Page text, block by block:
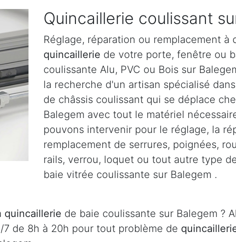
Quincaillerie coulissant
Réglage, réparation ou remplacement à
quincaillerie de votre porte, fenêtre ou
coulissante Alu, PVC ou Bois sur
la recherche d'un artisan spécialisé
de châssis coulissant qui se déplace
Balegem avec tout le matériel
pouvons intervenir pour le réglage, la
remplacement de serrures, poignées,
rails, verrou, loquet ou tout autre type
baie vitrée coulissante sur Balegem .
quincaillerie de baie coulissante sur Balegem ?
de 8h à 20h pour tout problème de